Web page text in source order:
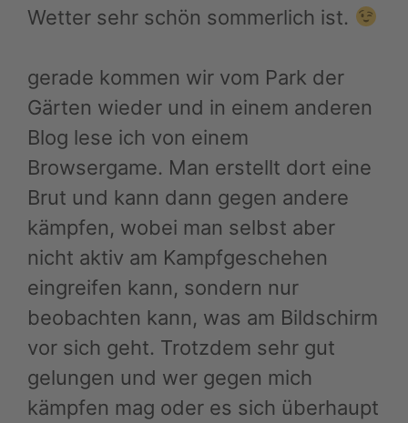
Wetter sehr schön sommerlich ist.
gerade kommen wir vom Park der
Gärten wieder und in einem anderen
Blog lese ich von einem
Browsergame. Man erstellt dort eine
Brut und kann dann gegen andere
kämpfen, wobei man selbst aber
nicht aktiv am Kampfgeschehen
eingreifen kann, sondern nur
beobachten kann, was am Bildschirm
vor sich geht. Trotzdem sehr gut
gelungen und wer gegen mich
kämpfen mag oder es sich überhaupt